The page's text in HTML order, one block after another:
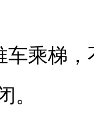
车乘梯
。